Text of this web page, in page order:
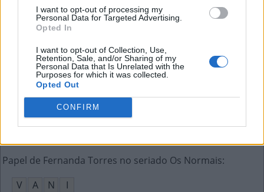
I want to opt-out of processing my
Personal Data for Targeted Advertising.
Opted In
I want to opt-out of Collection, Use,
Retention, Sale, and/or Sharing of my
Personal Data that Is Unrelated with the
Purposes for which it was collected.
Opted Out
CONFIRM
Cortar as __, tirar a liberdade:
Alguém que diz o que pensa não tem __ na língua
A P A
A Bernardi que é colunista da Folha de S.Paulo
Papel de Fernanda Torres no seriado Os Normais:
V
A N
I